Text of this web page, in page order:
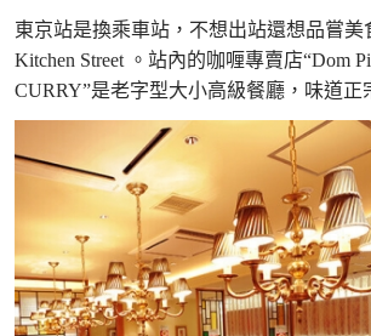
東京站是換乘車站，不想出站還想品嘗美
Kitchen Street 。站內的咖喱專賣店“Dom
CURRY”是老字型大小高級餐廳，味道正